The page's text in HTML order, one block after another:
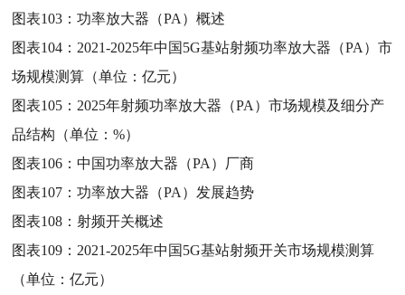
图表103：功率放大器（PA）概述
图表104： 2021-2025年中国5G基站射频功率放大器（PA）市
场规模测算（单位：亿元）
图表105： 2025年射频功率放大器（PA）市场规模及细分产
品结构（单位：%）
图表106：中国功率放大器（PA）厂商
图表107：功率放大器（PA）发展趋势
图表108： 射频开关概述
图表109： 2021-2025年中国5G基站射频开关市场规模测算
（单位：亿元）